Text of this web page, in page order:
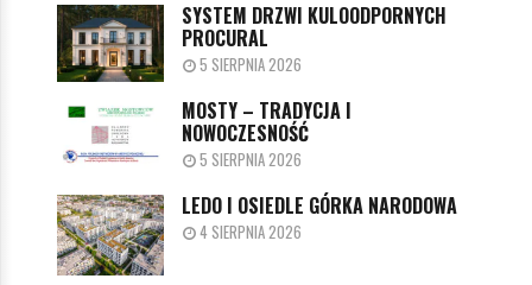
SYSTEM DRZWI KULOODPORNYCH
PROCURAL
5 SIERPNIA 2026
MOSTY – TRADYCJA I
NOWOCZESNOŚĆ
5 SIERPNIA 2026
LEDO I OSIEDLE GÓRKA NARODOWA
4 SIERPNIA 2026